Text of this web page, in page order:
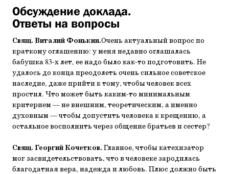
Обсуждение доклада.
Ответы на вопросы
Свящ. Виталий Фонькин.Очень актуальный вопрос по
краткому оглашению: у меня недавно оглашалась
бабушка 83-х лет, ее надо было как-то подготовить. Не
удалось до конца преодолеть очень сильное советское
наследие, даже прийти к тому, чтобы человек всех
простил. Что может быть каким-то минимальным
критерием — не внешним, теоретическим, а именно
духовным — чтобы допустить человека к крещению, а
остальное восполнить через общение братьев и сестер?
Свящ. Георгий Кочетков. Главное, чтобы катехизатор
мог засвидетельствовать, что в человеке зародилась
благодатная вера, надежда и любовь. Плюс должно быть